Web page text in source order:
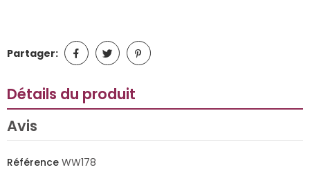
Partager:
Détails du produit
Avis
Référence WW178